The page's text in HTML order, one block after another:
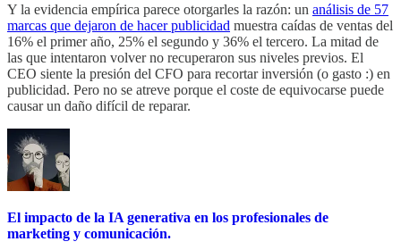
Y la evidencia empírica parece otorgarles la razón: un análisis de 57
marcas que dejaron de hacer publicidad muestra caídas de ventas del
16% el primer año, 25% el segundo y 36% el tercero. La mitad de
las que intentaron volver no recuperaron sus niveles previos. El
CEO siente la presión del CFO para recortar inversión (o gasto :) en
publicidad. Pero no se atreve porque el coste de equivocarse puede
causar un daño difícil de reparar.
El impacto de la IA generativa en los profesionales de
marketing y comunicación.